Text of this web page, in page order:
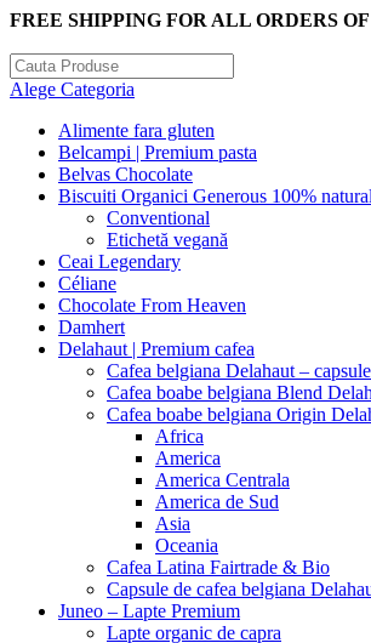
FREE SHIPPING FOR ALL ORDERS OF
Alege Categoria
Alimente fara gluten
Belcampi | Premium pasta
Belvas Chocolate
Biscuiti Organici Generous 100% natural
Conventional
Etichetă vegană
Ceai Legendary
Céliane
Chocolate From Heaven
Damhert
Delahaut | Premium cafea
Cafea belgiana Delahaut –
Cafea boabe belgiana Blend
Cafea boabe belgiana Origin
Africa
America
America Centrala
America de Sud
Asia
Oceania
Cafea Latina Fairtrade & Bio
Capsule de cafea belgiana
Juneo – Lapte Premium
Lapte organic de capra